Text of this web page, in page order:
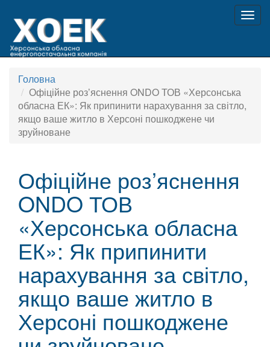
Головна
Офіційне роз’яснення ONDO ТОВ «Херсонська
обласна ЕК»: Як припинити нарахування за світло,
якщо ваше житло в Херсоні пошкоджене чи
зруйноване
Офіційне роз’яснення
ONDO ТОВ
«Херсонська обласна
ЕК»: Як припинити
нарахування за світло,
якщо ваше житло в
Херсоні пошкоджене